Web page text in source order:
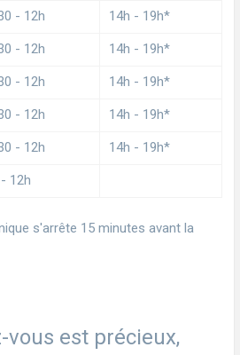
- 12h 14h - 19h*
- 12h 14h - 19h*
- 12h 14h - 19h*
- 12h 14h - 19h*
- 12h 14h - 19h*
12h
s'arrête 15 minutes avant la
vous est précieux,